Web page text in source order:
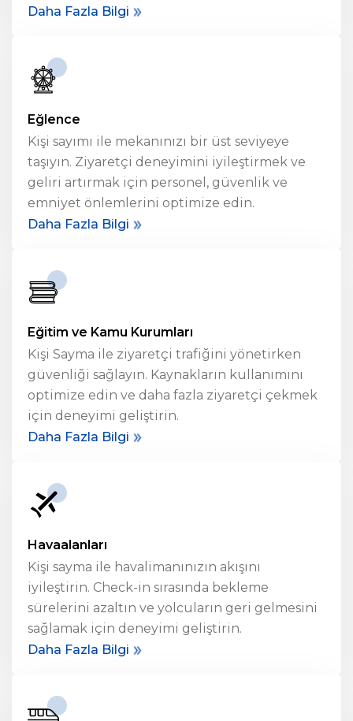
Daha Fazla Bilgi
Eğlence
Kişi sayımı ile mekanınızı bir üst seviyeye
taşıyın. Ziyaretçi deneyimini iyileştirmek ve
geliri artırmak için personel, güvenlik ve
emniyet önlemlerini optimize edin.
Daha Fazla Bilgi
Eğitim ve Kamu Kurumları
Kişi Sayma ile ziyaretçi trafiğini yönetirken
güvenliği sağlayın. Kaynakların kullanımını
optimize edin ve daha fazla ziyaretçi çekmek
için deneyimi geliştirin.
Daha Fazla Bilgi
Havaalanları
Kişi sayma ile havalimanınızın akışını
iyileştirin. Check-in sırasında bekleme
sürelerini azaltın ve yolcuların geri gelmesini
sağlamak için deneyimi geliştirin.
Daha Fazla Bilgi